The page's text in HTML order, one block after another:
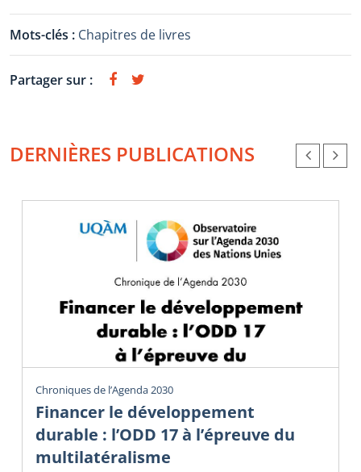
Mots-clés : Chapitres de livres
Partager sur :
DERNIÈRES PUBLICATIONS
Chroniques de l’Agenda 2030
Financer le développement
durable : l’ODD 17 à l’épreuve du
multilatéralisme